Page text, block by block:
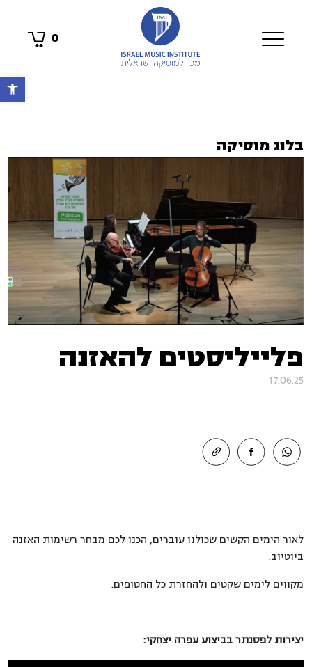
0
בלוג מוסיקה
פלייליסטים להאזנה
17.06.25
לאור הימים הקשים שכולנו עוברים, הכנו לכם מבחר רשימות האזנה
ביוטיוב.
מקווים לימים שקטים ולהחזרת כל החטופים.
יצירות לפסנתר בביצוע עפרה יצחקי: